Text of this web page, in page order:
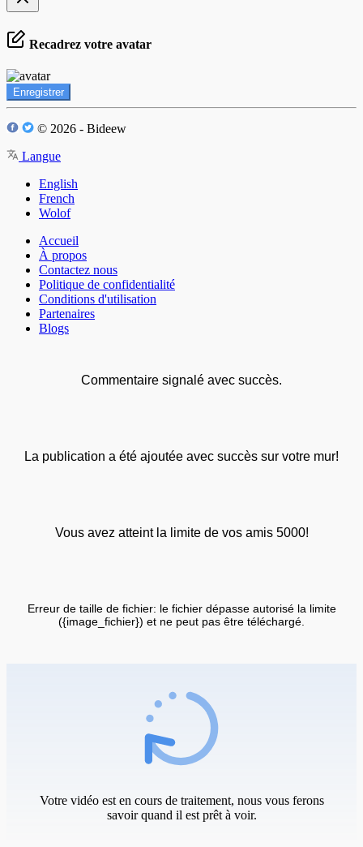
Recadrez votre avatar
Enregistrer
© 2026 - Bideew
Langue
English
French
Wolof
Accueil
À propos
Contactez nous
Politique de confidentialité
Conditions d'utilisation
Partenaires
Blogs
Commentaire signalé avec succès.
La publication a été ajoutée avec succès sur votre mur!
Vous avez atteint la limite de vos amis 5000!
Erreur de taille de fichier: le fichier dépasse autorisé la limite
({image_fichier}) et ne peut pas être téléchargé.
Votre vidéo est en cours de traitement, nous vous ferons
savoir quand il est prêt à voir.